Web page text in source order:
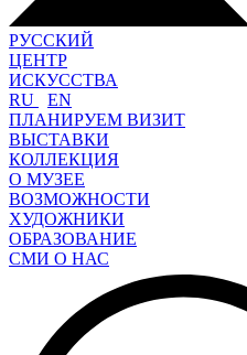
РУССКИЙ
ЦЕНТР
ИСКУССТВА
RU
EN
ПЛАНИРУЕМ ВИЗИТ
ВЫСТАВКИ
КОЛЛЕКЦИЯ
О МУЗЕЕ
ВОЗМОЖНОСТИ
ХУДОЖНИКИ
ОБРАЗОВАНИЕ
СМИ О НАС